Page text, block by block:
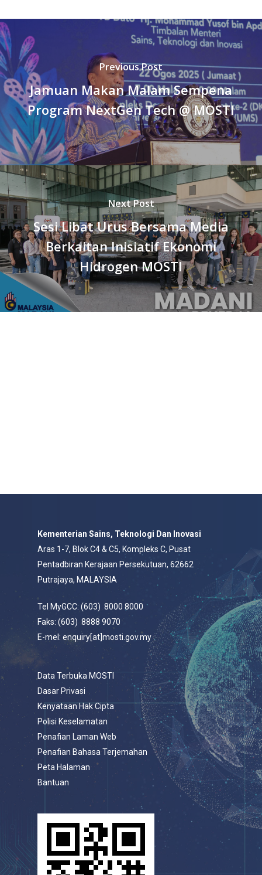
Previous Post
Jamuan Makan Malam Sempena
Program NextGen Tech @ MOSTI
Next Post
Sesi Libat Urus Bersama Media
Berkaitan Inisiatif Ekonomi
Hidrogen MOSTI
Kementerian Sains, Teknologi Dan Inovasi
Aras 1-7, Blok C4 & C5, Kompleks C, Pusat
Pentadbiran Kerajaan Persekutuan, 62662
Putrajaya, MALAYSIA
Tel MyGCC: (603) 8000 8000
Faks: (603) 8888 9070
E-mel: enquiry[at]mosti.gov.my
Data Terbuka MOSTI
Dasar Privasi
Kenyataan Hak Cipta
Polisi Keselamatan
Penafian Laman Web
Penafian Bahasa Terjemahan
Peta Halaman
Bantuan